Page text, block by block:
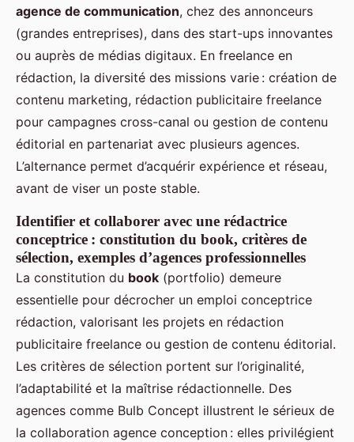
agence de communication, chez des annonceurs
(grandes entreprises), dans des start-ups innovantes
ou auprès de médias digitaux. En freelance en
rédaction, la diversité des missions varie : création de
contenu marketing, rédaction publicitaire freelance
pour campagnes cross-canal ou gestion de contenu
éditorial en partenariat avec plusieurs agences.
L’alternance permet d’acquérir expérience et réseau,
avant de viser un poste stable.
Identifier et collaborer avec une rédactrice
conceptrice : constitution du book, critères de
sélection, exemples d’agences professionnelles
La constitution du book (portfolio) demeure
essentielle pour décrocher un emploi conceptrice
rédaction, valorisant les projets en rédaction
publicitaire freelance ou gestion de contenu éditorial.
Les critères de sélection portent sur l’originalité,
l’adaptabilité et la maîtrise rédactionnelle. Des
agences comme Bulb Concept illustrent le sérieux de
la collaboration agence conception : elles privilégient